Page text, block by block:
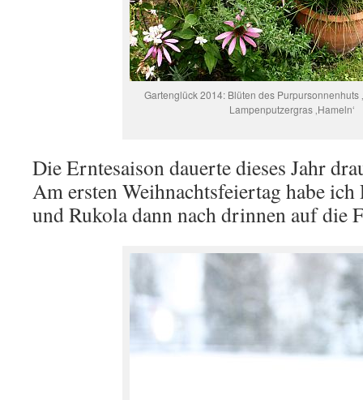
Gartenglück 2014: Blüten des Purpursonnenhuts
Lampenputzergras ‚Hameln‘
Die Erntesaison dauerte dieses Jahr
Am ersten Weihnachtsfeiertag habe
und Rukola dann nach drinnen auf die